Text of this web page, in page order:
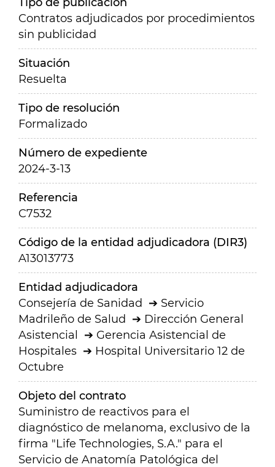
Contratos adjudicados por procedimientos
sin publicidad
Situación
Resuelta
Tipo de resolución
Formalizado
Número de expediente
2024-3-13
Referencia
C7532
Código de la entidad adjudicadora (DIR3)
A13013773
Entidad adjudicadora
Consejería de Sanidad
Servicio
Madrileño de Salud
Dirección General
Asistencial
Gerencia Asistencial de
Hospitales
Hospital Universitario 12 de
Octubre
Objeto del contrato
Suministro de reactivos para el
diagnóstico de melanoma, exclusivo de la
firma "Life Technologies, S.A." para el
Servicio de Anatomía Patológica del